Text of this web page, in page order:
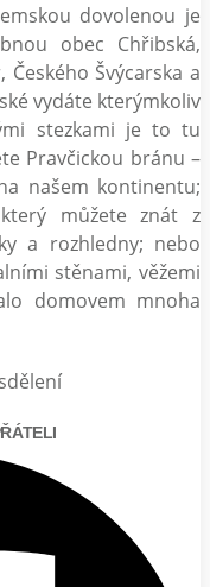
dovolenou je
obec Chřibská,
Švýcarska a
vydáte kterýmkoliv
stezkami je to tu
Pravčickou bránu –
našem kontinentu;
můžete znát z
a rozhledny; nebo
stěnami, věžemi
domovem mnoha